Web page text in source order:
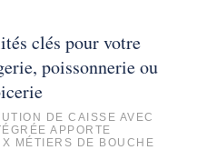
clés pour votre
poissonnerie ou
DE CAISSE AVEC
APPORTE
MÉTIERS DE BOUCHE